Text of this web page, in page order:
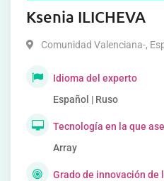
Ksenia ILICHEVA
Comunidad Valenciana-,
Idioma del experto
Español | Ruso
Tecnología en la que
Array
Grado de innovación de